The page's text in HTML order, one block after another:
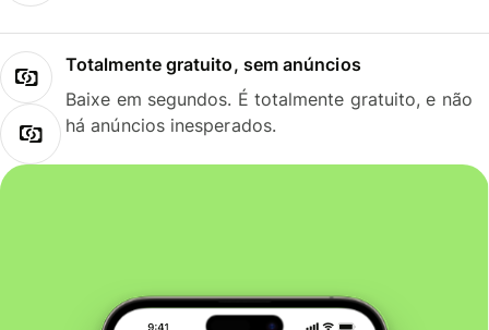
Totalmente gratuito, sem anúncios
Baixe em segundos. É totalmente gratuito, e não
há anúncios inesperados.